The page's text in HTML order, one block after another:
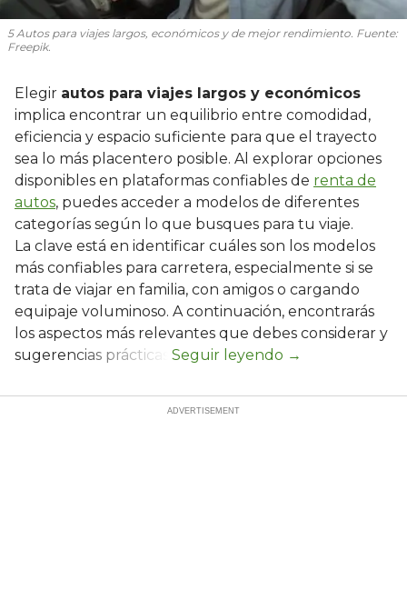
5 Autos para viajes largos, económicos y de mejor rendimiento. Fuente:
Freepik.
Elegir autos para viajes largos y económicos
implica encontrar un equilibrio entre comodidad,
eficiencia y espacio suficiente para que el trayecto
sea lo más placentero posible. Al explorar opciones
disponibles en plataformas confiables de renta de
autos, puedes acceder a modelos de diferentes
categorías según lo que busques para tu viaje.
La clave está en identificar cuáles son los modelos
más confiables para carretera, especialmente si se
trata de viajar en familia, con amigos o cargando
equipaje voluminoso. A continuación, encontrarás
los aspectos más relevantes que debes considerar y
sugerencias prácticas.